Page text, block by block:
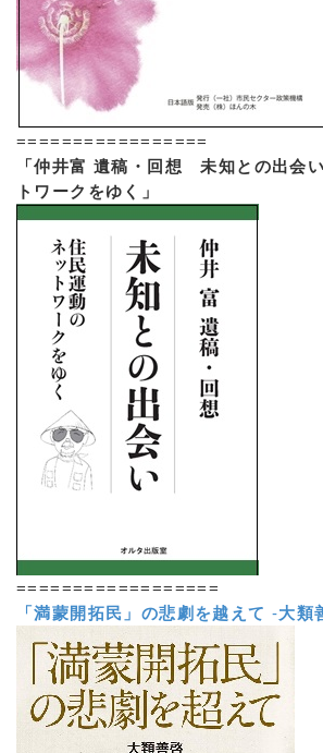
=================
「仲井富 遺稿・回想 未知との出会
トワークをゆく」
==================
「満蒙開拓民」の悲劇を越えて -大類